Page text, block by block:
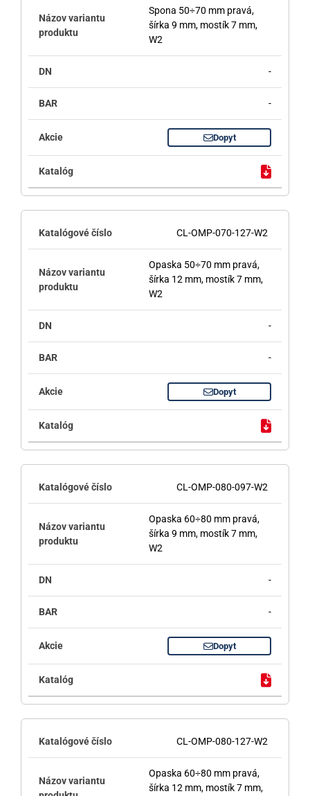
Spona 50÷70 mm pravá,
šírka 9 mm, mostík 7 mm,
W2
-
-
Dopyt
CL-OMP-070-127-W2
Opaska 50÷70 mm pravá,
šírka 12 mm, mostík 7 mm,
W2
-
-
Dopyt
CL-OMP-080-097-W2
Opaska 60÷80 mm pravá,
šírka 9 mm, mostík 7 mm,
W2
-
-
Dopyt
CL-OMP-080-127-W2
Opaska 60÷80 mm pravá,
šírka 12 mm, mostík 7 mm,